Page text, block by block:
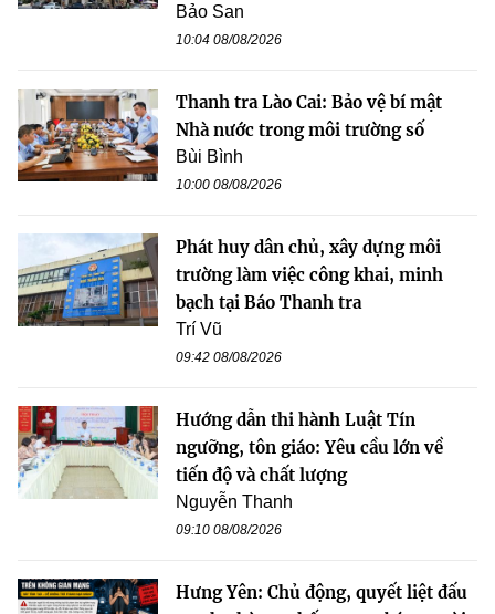
Bảo San
10:04 08/08/2026
Thanh tra Lào Cai: Bảo vệ bí mật
Nhà nước trong môi trường số
Bùi Bình
10:00 08/08/2026
Phát huy dân chủ, xây dựng môi
trường làm việc công khai, minh
bạch tại Báo Thanh tra
Trí Vũ
09:42 08/08/2026
Hướng dẫn thi hành Luật Tín
ngưỡng, tôn giáo: Yêu cầu lớn về
tiến độ và chất lượng
Nguyễn Thanh
09:10 08/08/2026
Hưng Yên: Chủ động, quyết liệt đấu